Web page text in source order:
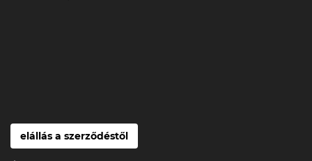
elállás a szerződéstől